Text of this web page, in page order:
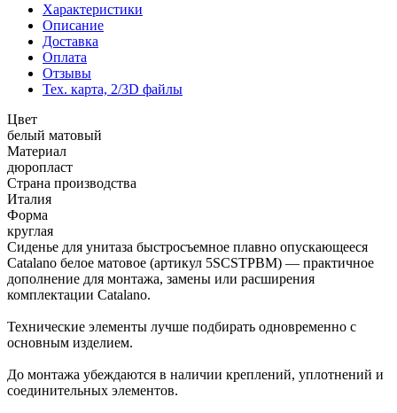
Характеристики
Описание
Доставка
Оплата
Отзывы
Тех. карта, 2/3D файлы
Цвет
белый матовый
Материал
дюропласт
Страна производства
Италия
Форма
круглая
Сиденье для унитаза быстросъемное плавно опускающееся
Catalano белое матовое (артикул 5SCSTPBM) — практичное
дополнение для монтажа, замены или расширения
комплектации Catalano.
Технические элементы лучше подбирать одновременно с
основным изделием.
До монтажа убеждаются в наличии креплений, уплотнений и
соединительных элементов.